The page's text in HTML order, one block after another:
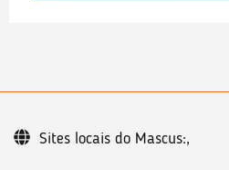
Sites locais do Mascus:,